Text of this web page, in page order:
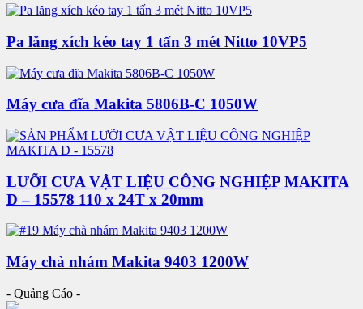
Pa lăng xích kéo tay 1 tấn 3 mét Nitto 10VP5
Máy cưa đĩa Makita 5806B-C 1050W
LƯỠI CƯA VẬT LIỆU CÔNG NGHIỆP MAKITA
D – 15578 110 x 24T x 20mm
Máy chà nhám Makita 9403 1200W
- Quảng Cáo -